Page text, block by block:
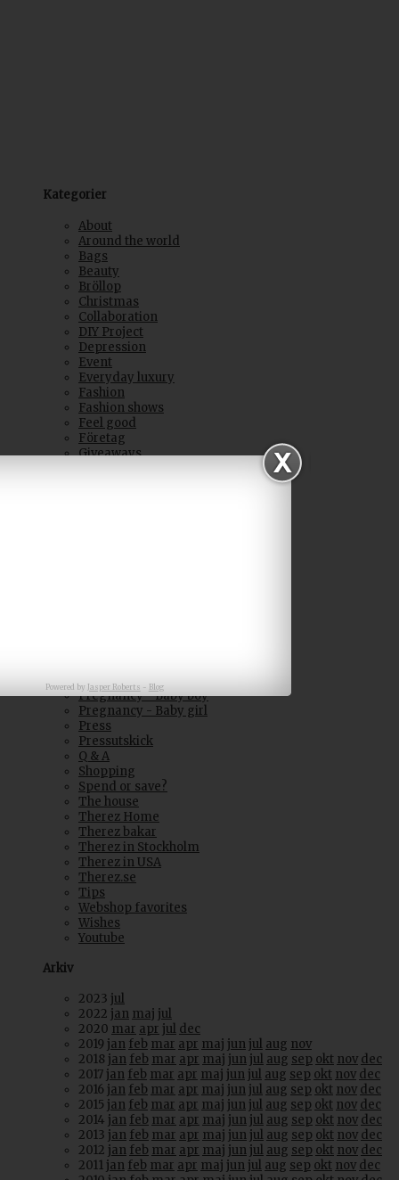
Powered by Jasper Roberts - Blog
Kategorier
About
Around the world
Bags
Beauty
Bröllop
Christmas
Collaboration
DIY Project
Depression
Event
Everyday luxury
Fashion
Fashion shows
Feel good
Företag
Giveaways
Outfits
Pregnancy - Baby boy
Pregnancy - Baby girl
Press
Pressutskick
Q & A
Shopping
Spend or save?
The house
Therez Home
Therez bakar
Therez in Stockholm
Therez in USA
Therez.se
Tips
Webshop favorites
Wishes
Youtube
Arkiv
2023 jul
2022 jan maj jul
2020 mar apr jul dec
2019 jan feb mar apr maj jun jul aug nov
2018 jan feb mar apr maj jun jul aug sep okt nov dec
2017 jan feb mar apr maj jun jul aug sep okt nov dec
2016 jan feb mar apr maj jun jul aug sep okt nov dec
2015 jan feb mar apr maj jun jul aug sep okt nov dec
2014 jan feb mar apr maj jun jul aug sep okt nov dec
2013 jan feb mar apr maj jun jul aug sep okt nov dec
2012 jan feb mar apr maj jun jul aug sep okt nov dec
2011 jan feb mar apr maj jun jul aug sep okt nov dec